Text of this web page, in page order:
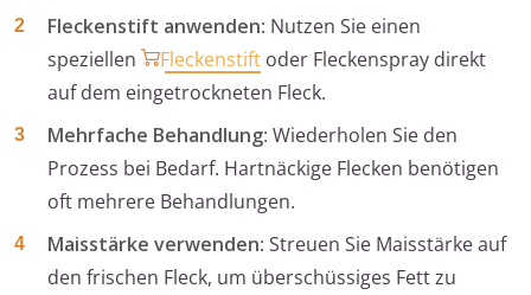
Fleckenstift anwenden: Nutzen Sie einen
speziellen
Fleckenstift oder Fleckenspray direkt
auf dem eingetrockneten Fleck.
Mehrfache Behandlung: Wiederholen Sie den
Prozess bei Bedarf. Hartnäckige Flecken benötigen
oft mehrere Behandlungen.
Maisstärke verwenden: Streuen Sie Maisstärke auf
den frischen Fleck, um überschüssiges Fett zu